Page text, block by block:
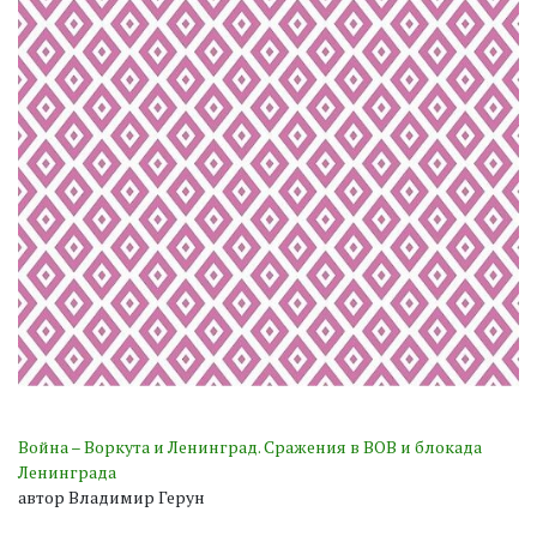
Война – Воркута и Ленинград. Сражения в ВОВ и блокада
Ленинграда
автор Владимир Герун